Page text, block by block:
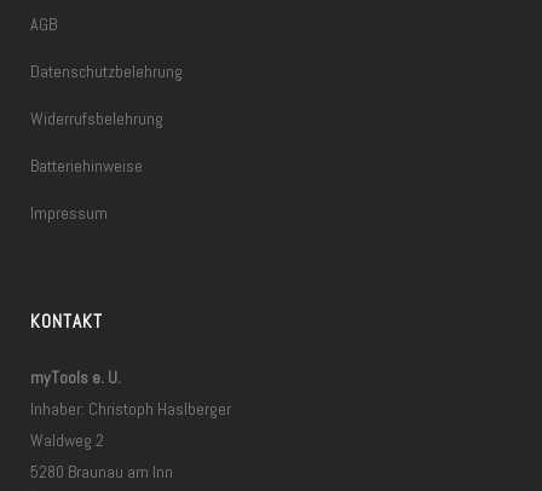
AGB
Datenschutzbelehrung
Widerrufsbelehrung
Batteriehinweise
Impressum
KONTAKT
myTools e. U.
Inhaber: Christoph Haslberger
Waldweg 2
5280 Braunau am Inn